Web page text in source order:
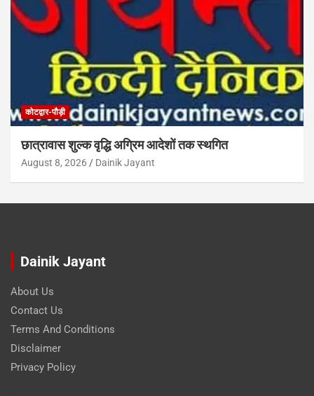
कोटद्वार-पौड़ी
छात्रावास शुल्क वृद्धि अग्रिम आदेशों तक स्थगित
August 8, 2026 Dainik Jayant
Dainik Jayant
About Us
Contact Us
Terms And Conditions
Disclaimer
Privacy Policy